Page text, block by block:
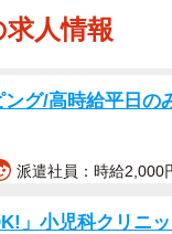
た）」などで、す
裕而（こせき・ゆ
人情報
グ/高時給平日の
派遣社員：時給2,000
」小児科クリニ